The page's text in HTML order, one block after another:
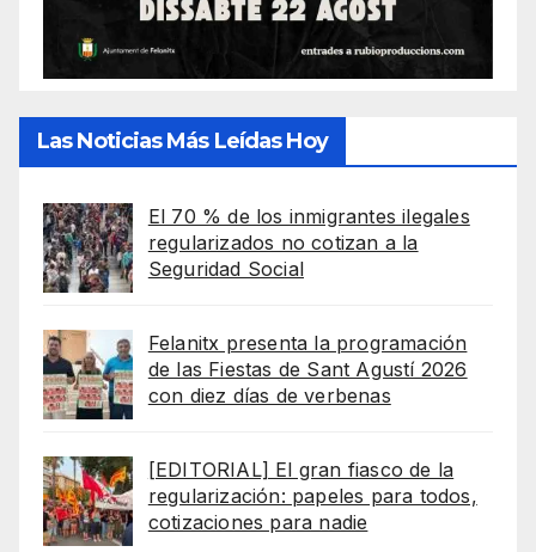
Las Noticias Más Leídas Hoy
El 70 % de los inmigrantes ilegales
regularizados no cotizan a la
Seguridad Social
Felanitx presenta la programación
de las Fiestas de Sant Agustí 2026
con diez días de verbenas
[EDITORIAL] El gran fiasco de la
regularización: papeles para todos,
cotizaciones para nadie